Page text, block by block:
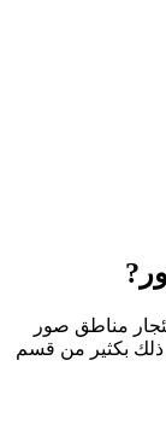
مناطق صور
بكثير من قسم